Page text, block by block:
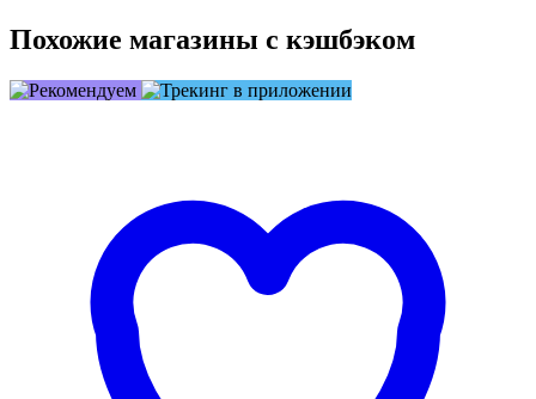
Похожие магазины с кэшбэком